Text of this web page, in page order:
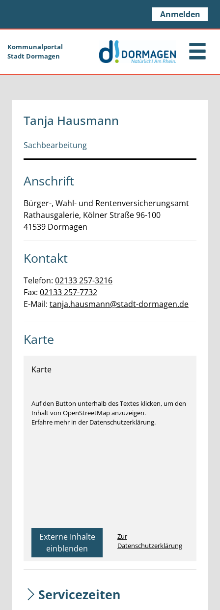
Anmelden
Kommunalportal
Stadt Dormagen
Tanja Hausmann
Sachbearbeitung
Anschrift
Bürger-, Wahl- und Rentenversicherungsamt
Rathausgalerie, Kölner Straße96-100
41539 Dormagen
Kontakt
Telefon: 02133 257-3216
Fax: 02133 257-7732
E-Mail: tanja.hausmann@stadt-dormagen.de
Karte
Karte
Auf den Button unterhalb des Textes klicken, um den
Inhalt von OpenStreetMap anzuzeigen.
Erfahre mehr in der Datenschutzerklärung.
Externe Inhalte
einblenden
Zur
Datenschutzerklärung
Servicezeiten